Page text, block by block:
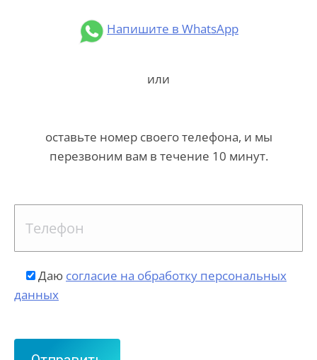
Напишите в WhatsApp
или
оставьте номер своего телефона, и мы
перезвоним вам в течение 10 минут.
Даю согласие на обработку персональных
данных